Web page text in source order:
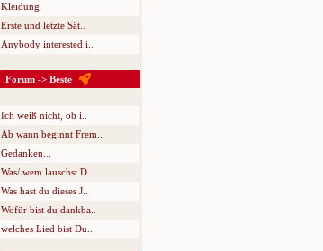
Kleidung
Erste und letzte Sät..
Anybody interested i..
Forum -> Beste
Ich weiß nicht, ob i..
Ab wann beginnt Frem..
Gedanken...
Was/ wem lauschst D..
Was hast du dieses J..
Wofür bist du dankba..
welches Lied bist Du..